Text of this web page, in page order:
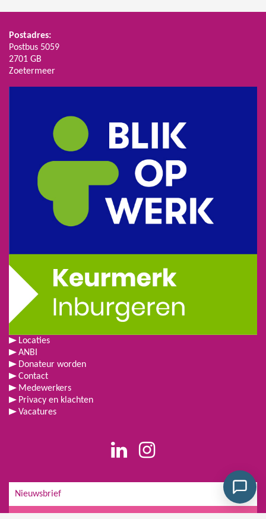
Postadres:
Postbus 5059
2701 GB
Zoetermeer
Locaties
ANBI
Donateur worden
Contact
Medewerkers
Privacy en klachten
Vacatures